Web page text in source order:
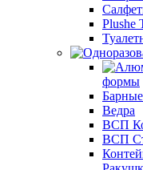
Plushe
формы
Ведра
ВСП
ВСП